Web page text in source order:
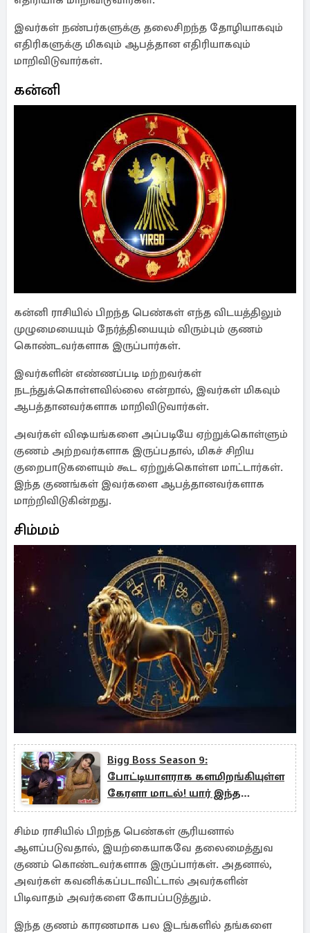
இவர்கள் நண்பர்களுக்கு தலைசிறந்த தோழியாகவும்
எதிரிகளுக்கு மிகவும் ஆபத்தான எதிரியாகவும்
மாறிவிடுவார்கள்.
கன்னி
கன்னி ராசியில் பிறந்த பெண்கள் எந்த விடயத்திலும்
முழுமையையும் நேர்த்தியையும் விரும்பும் குணம்
கொண்டவர்களாக இருப்பார்கள்.
இவர்களின் எண்ணப்படி மற்றவர்கள்
நடந்துக்கொள்ளவில்லை என்றால், இவர்கள் மிகவும்
ஆபத்தானவர்களாக மாறிவிடுவார்கள்.
அவர்கள் விஷயங்களை அப்படியே ஏற்றுக்கொள்ளும்
குணம் அற்றவர்களாக இருப்பதால், மிகச் சிறிய
குறைபாடுகளையும் கூட ஏற்றுக்கொள்ள மாட்டார்கள்.
இந்த குணங்கள் இவர்களை ஆபத்தானவர்களாக
மாற்றிவிடுகின்றது.
சிம்மம்
Bigg Boss Season 9:
போட்டியாளராக களமிறங்கியுள்ள
கேரளா மாடல்! யார் இந்த
திருநங்கை அப்சரா சிஜே?
சிம்ம ராசியில் பிறந்த பெண்கள் சூரியனால்
ஆளப்படுவதால், இயற்கையாகவே தலைமைத்துவ
குணம் கொண்டவர்களாக இருப்பார்கள். அதனால்,
அவர்கள் கவனிக்கப்படாவிட்டால் அவர்களின்
பிடிவாதம் அவர்களை கோபப்படுத்தும்.
இந்த குணம் காரணமாக பல இடங்களில் தங்களை